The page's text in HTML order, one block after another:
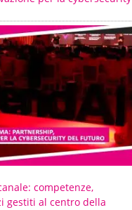
competenze,
gestiti al centro della